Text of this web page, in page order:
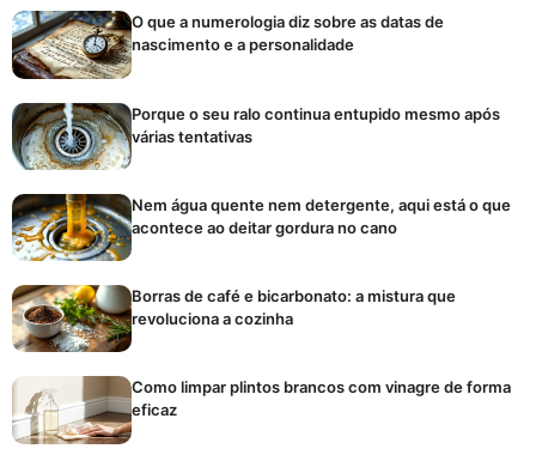
O que a numerologia diz sobre as datas de
nascimento e a personalidade
Porque o seu ralo continua entupido mesmo após
várias tentativas
Nem água quente nem detergente, aqui está o que
acontece ao deitar gordura no cano
Borras de café e bicarbonato: a mistura que
revoluciona a cozinha
Como limpar plintos brancos com vinagre de forma
eficaz